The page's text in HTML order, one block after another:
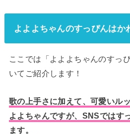
よよよちゃんのすっぴんはか
ここでは「よよよちゃんのすっ
いてご紹介します！
歌の上手さに加えて、可愛いル
よよちゃんですが、SNSではす
ます。